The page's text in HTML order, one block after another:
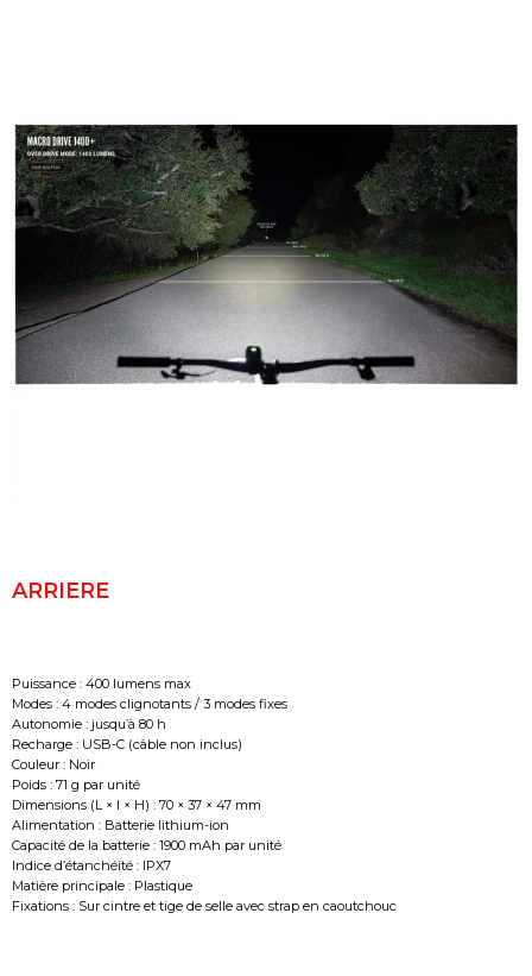
ARRIERE
Puissance : 400 lumens max
Modes : 4 modes clignotants / 3 modes fixes
Autonomie : jusqu’à 80 h
Recharge : USB-C (câble non inclus)
Couleur : Noir
Poids : 71 g par unité
Dimensions (L × l × H) : 70 × 37 × 47 mm
Alimentation : Batterie lithium-ion
Capacité de la batterie : 1900 mAh par unité
Indice d’étanchéité : IPX7
Matière principale : Plastique
Fixations : Sur cintre et tige de selle avec strap en caoutchouc